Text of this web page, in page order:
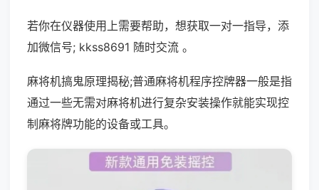
若你在仪器使用上需要帮助，想获取一对一指导，添
加微信号; kkss8691 随时交流 。
麻将机搞鬼原理揭秘;普通麻将机程序控牌器一般是指
通过一些无需对麻将机进行复杂安装操作就能实现控
制麻将牌功能的设备或工具。